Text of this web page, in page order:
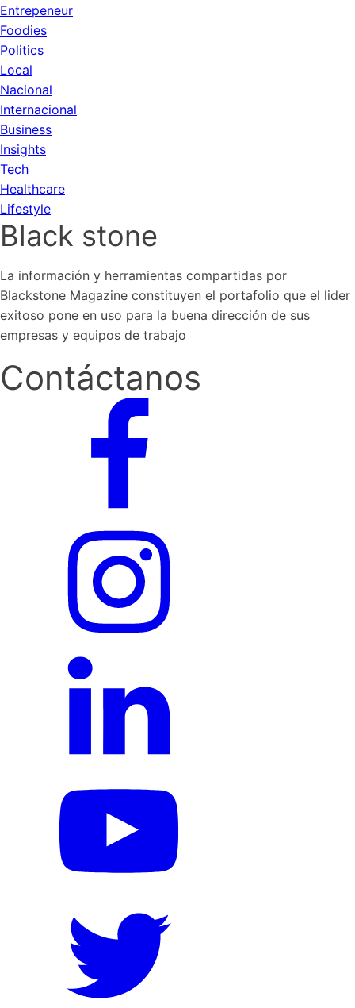
Entrepeneur
Foodies
Politics
Local
Nacional
Internacional
Business
Insights
Tech
Healthcare
Lifestyle
Black stone
La información y herramientas compartidas por
Blackstone Magazine constituyen el portafolio que el lider
exitoso pone en uso para la buena dirección de sus
empresas y equipos de trabajo
Contáctanos